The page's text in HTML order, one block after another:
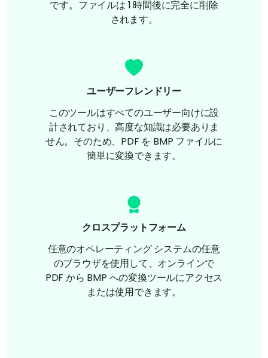
です。ファイルは 1 時間後に完全に削除
されます。
ユーザーフレンドリー
このツールはすべてのユーザー向けに設
計されており、高度な知識は必要ありま
せん。そのため、PDF を BMP ファイルに
簡単に変換できます。
クロスプラットフォーム
任意のオペレーティング システムの任意
のブラウザを使用して、オンラインで
PDF から BMP への変換ツールにアクセス
または使用できます。